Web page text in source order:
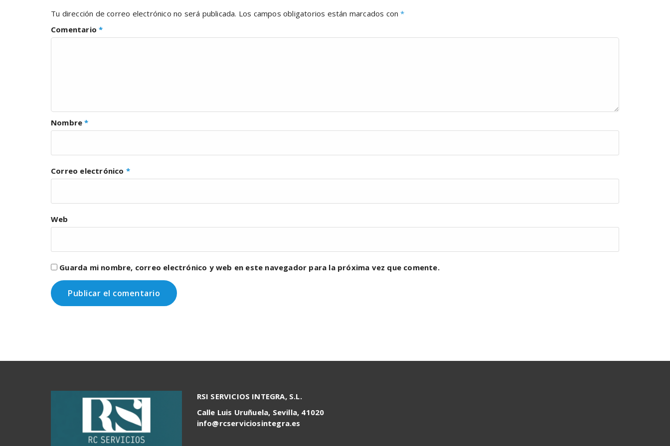
Tu dirección de correo electrónico no será publicada. Los campos obligatorios están marcados con*
Comentario*
Nombre*
Correo electrónico *
Web
Guarda mi nombre, correo electrónico y web en este navegador para la próxima vez que comente.
RSI SERVICIOS INTEGRA, S.L.
Calle Luis Uruñuela, Sevilla, 41020
info@rcserviciosintegra.es